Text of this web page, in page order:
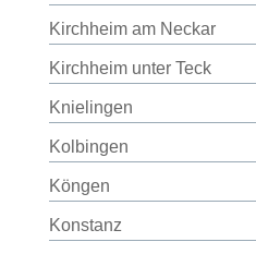
Kirchheim am Neckar
Kirchheim unter Teck
Knielingen
Kolbingen
Köngen
Konstanz